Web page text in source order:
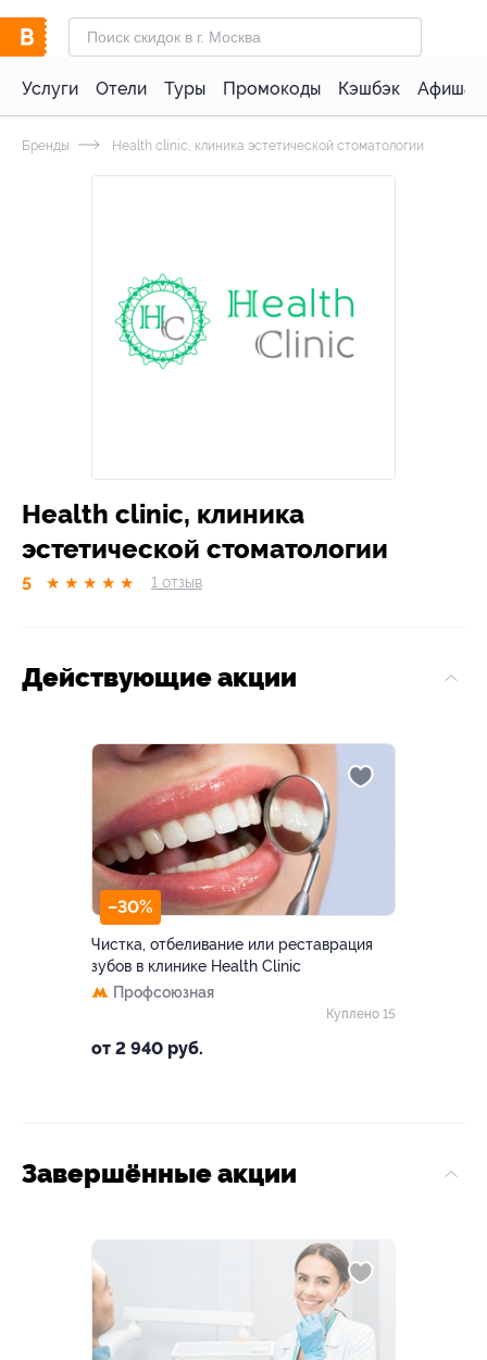
Услуги Отели Туры Промокоды Кэшбэк Афиша
Бренды Health clinic, клиника эстетической стоматологии
Health clinic, клиника
эстетической стоматологии
5 ★ ★ ★ ★ ★ 1 отзыв
Действующие акции
–30%
Чистка, отбеливание или реставрация
зубов в клинике Health Clinic
Профсоюзная
от 2 940 руб.
Куплено 15
Завершённые акции